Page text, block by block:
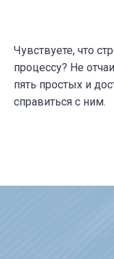
Чувствуете, что
процессу? Не
пять простых и
справиться с ним.